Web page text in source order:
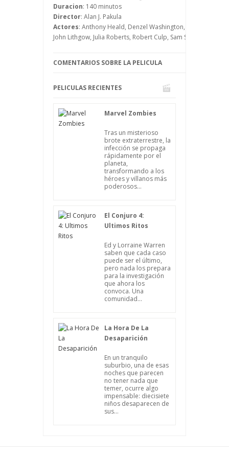
sus perseguidores al tiempo que tratan
de esclarecer los dos asesinatos.
Duracion: 140 minutos
Director: Alan J. Pakula
Actores: Anthony Heald, Denzel Washington, Hume Cronyn,
John Lithgow, Julia Roberts, Robert Culp, Sam Shepard,
COMENTARIOS SOBRE LA PELICULA
PELICULAS RECIENTES
Marvel Zombies
Tras un misterioso
brote extraterrestre, la
infección se propaga
rápidamente por el
planeta,
transformando a los
héroes y villanos más
poderosos...
El Conjuro 4:
Ultimos Ritos
Ed y Lorraine Warren
saben que cada caso
puede ser el último,
pero nada los prepara
para la investigación
que ahora los
convoca. Una
comunidad...
La Hora De La
Desaparición
En un tranquilo
suburbio, una de esas
noches que parecen
no tener nada que
temer, ocurre algo
impensable: diecisiete
niños desaparecen de
sus...